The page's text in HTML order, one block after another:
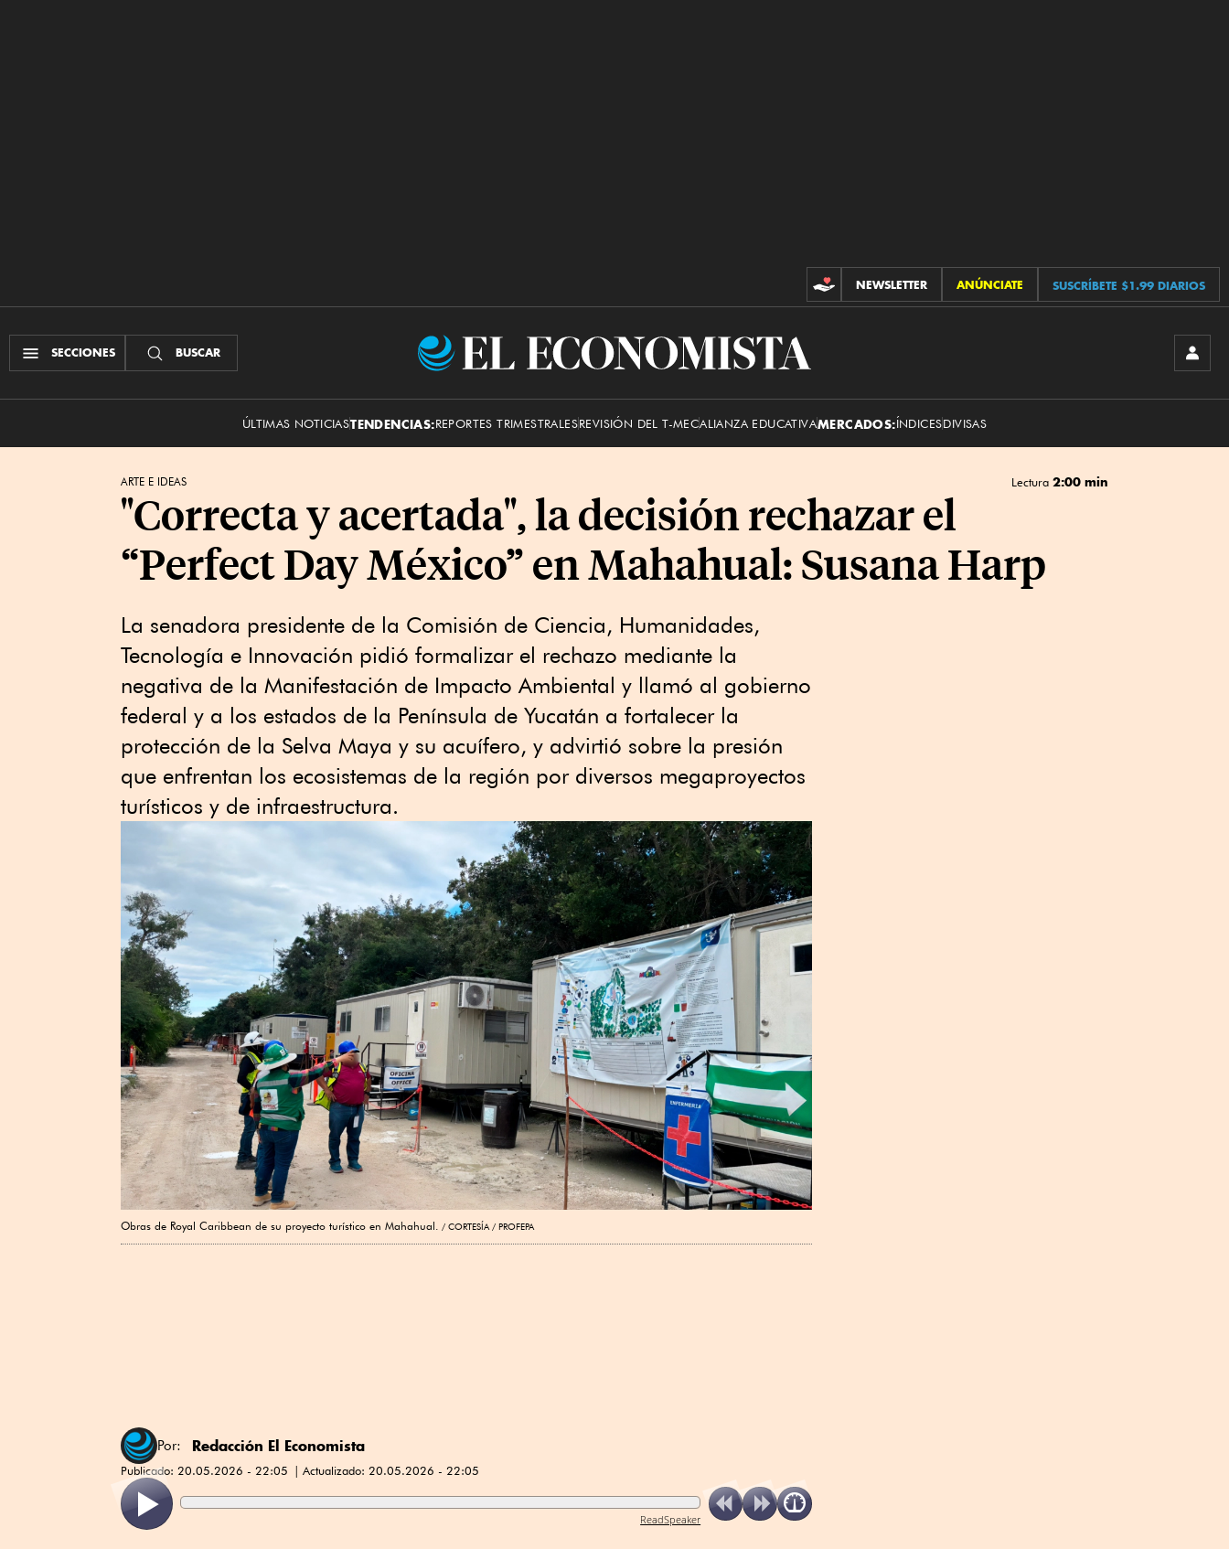
CONTRIBUCIONES
NEWSLETTER ANÚNCIATE SUSCRÍBETE $1.99 DIARIOS
SECCIONES BUSCAR
El
ÚLTIMAS NOTICIASTENDENCIAS:REPORTES TRIMESTRALESREVISIÓN DEL T-MECALIANZA EDUCATIVAMERCADOS:ÍNDICESDIVISAS
ARTE E IDEAS Lectura 2:00 min
"Correcta y acertada", la decisión rechazar el
“Perfect Day México” en Mahahual: Susana Harp
La senadora presidente de la Comisión de Ciencia, Humanidades,
Tecnología e Innovación pidió formalizar el rechazo mediante la
negativa de la Manifestación de Impacto Ambiental y llamó al gobierno
federal y a los estados de la Península de Yucatán a fortalecer la
protección de la Selva Maya y su acuífero, y advirtió sobre la presión
que enfrentan los ecosistemas de la región por diversos megaproyectos
turísticos y de infraestructura.
Obras de Royal Caribbean de su proyecto turístico en Mahahual. CORTESÍA / PROFEPA
Por: Redacción El Economista
Publicado: 20.05.2026 - 22:05 Actualizado: 20.05.2026 - 22:05
ReadSpeaker